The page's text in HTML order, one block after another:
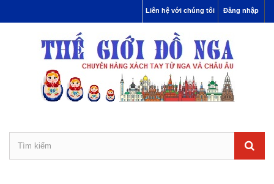
Đăng nhập
Liên hệ với chúng tôi